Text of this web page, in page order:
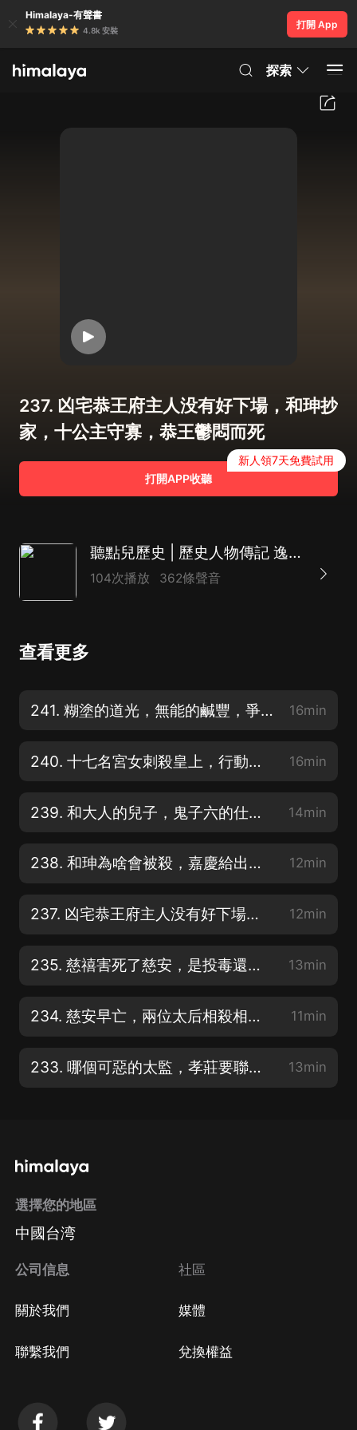
Himalaya-有聲書
4.8k 安裝
打開 App
探索
237. 凶宅恭王府主人没有好下場，和珅抄
家，十公主守寡，恭王鬱悶而死
打開APP收聽
新人領7天免費試用
聽點兒歷史 | 歷史人物傳記 逸聞趣史 軍事紀實
104次播放 362條聲音
查看更多
241. 糊塗的道光，無能的鹹豐，爭奪皇位的騙局，害苦了恭親王 16min
240. 十七名宮女刺殺皇上，行動失敗處死十六人，為啥只有她躲過一刀 16min
239. 和大人的兒子，鬼子六的仕途，和珅奕訢的秘密全藏在這塊大石頭上 14min
238. 和珅為啥會被殺，嘉慶給出答案，只是因為不要臉貪汙受賄不重要 12min
237. 凶宅恭王府主人没有好下場，和珅抄家，十公主守寡，恭王鬱悶而死 12min
235. 慈禧害死了慈安，是投毒還是吞金，因為殺了安德海還是撞破了私情 13min
234. 慈安早亡，兩位太后相殺相愛還是姐妹情深，為何慈禧送葬不忍離去 11min
233. 哪個可惡的太監，孝莊要聯合索尼鼇拜才能除掉，順治不死都不敢殺 13min
選擇您的地區
中國台湾
公司信息
關於我們
聯繫我們
社區
媒體
兌換權益